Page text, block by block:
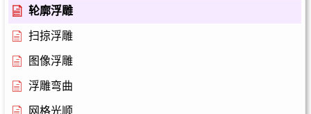
轮廓浮雕
扫掠浮雕
图像浮雕
浮雕弯曲
网格光顺